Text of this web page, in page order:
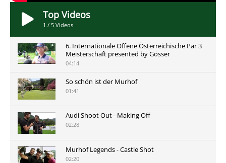
Top Videos
1 / 5 Videos
6. Internationale Offene Österreichische Par 3
Meisterschaft presented by Gösser
04:14
So schön ist der Murhof
01:41
Audi Shoot Out - Making Off
02:28
Murhof Legends - Castle Shot
02:20